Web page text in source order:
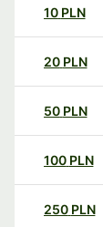
10 PLN
20 PLN
50 PLN
100 PLN
250 PLN